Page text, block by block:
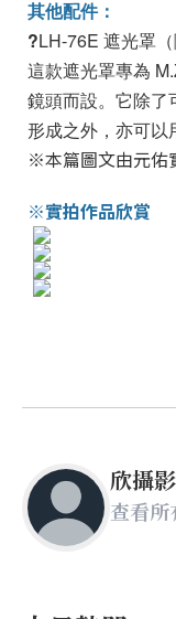
其他配件：
?LH-76E 遮光罩（
這款遮光罩專為
鏡頭而設。它除了
形成之外，亦可以
※本篇圖文由元佑
※實拍作品欣賞
欣攝影
查看所